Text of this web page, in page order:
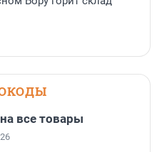
все товары